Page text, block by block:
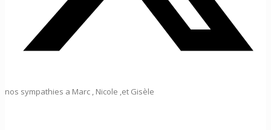
nos sympathies a Marc , Nicole ,et Gisèle